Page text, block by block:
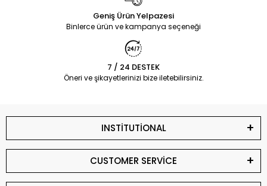
Geniş Ürün Yelpazesi
Binlerce ürün ve kampanya seçeneği
7 / 24 DESTEK
Öneri ve şikayetlerinizi bize iletebilirsiniz.
INSTİTUTİONAL
CUSTOMER SERVİCE